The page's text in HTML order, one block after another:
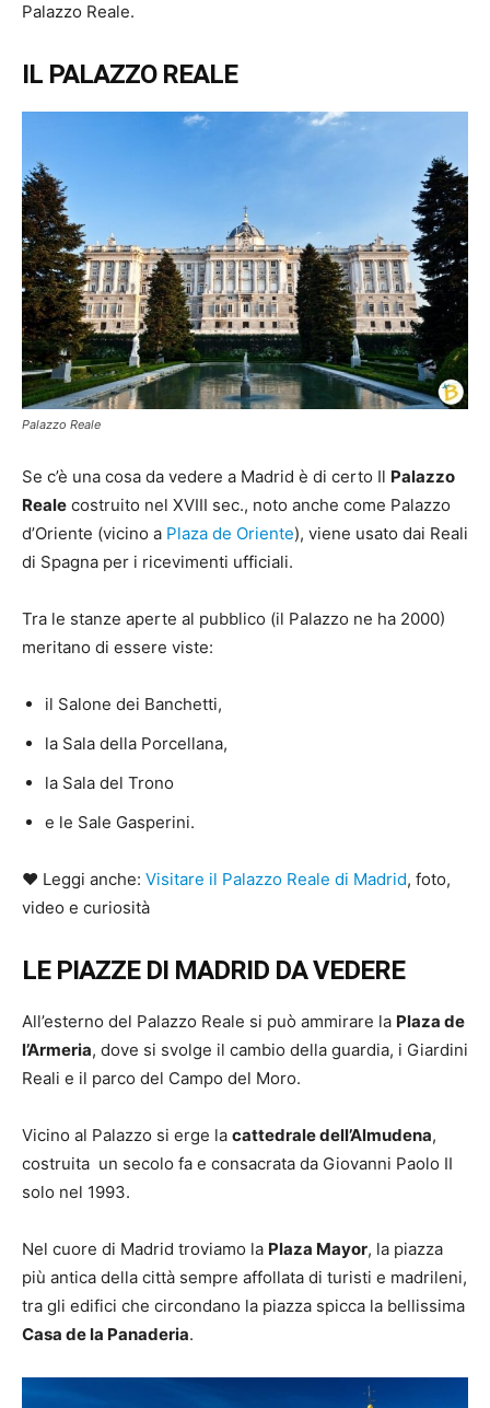
Palazzo Reale.
IL PALAZZO REALE
Palazzo Reale
Se c’è una cosa da vedere a Madrid è di certo Il Palazzo
Reale costruito nel XVIII sec., noto anche come Palazzo
d’Oriente (vicino a Plaza de Oriente), viene usato dai Reali
di Spagna per i ricevimenti ufficiali.
Tra le stanze aperte al pubblico (il Palazzo ne ha 2000)
meritano di essere viste:
il Salone dei Banchetti,
la Sala della Porcellana,
la Sala del Trono
e le Sale Gasperini.
♥ Leggi anche: Visitare il Palazzo Reale di Madrid, foto,
video e curiosità
LE PIAZZE DI MADRID DA VEDERE
All’esterno del Palazzo Reale si può ammirare la Plaza de
l’Armeria, dove si svolge il cambio della guardia, i Giardini
Reali e il parco del Campo del Moro.
Vicino al Palazzo si erge la cattedrale dell’Almudena,
costruita un secolo fa e consacrata da Giovanni Paolo II
solo nel 1993.
Nel cuore di Madrid troviamo la Plaza Mayor, la piazza
più antica della città sempre affollata di turisti e madrileni,
tra gli edifici che circondano la piazza spicca la bellissima
Casa de la Panaderia.